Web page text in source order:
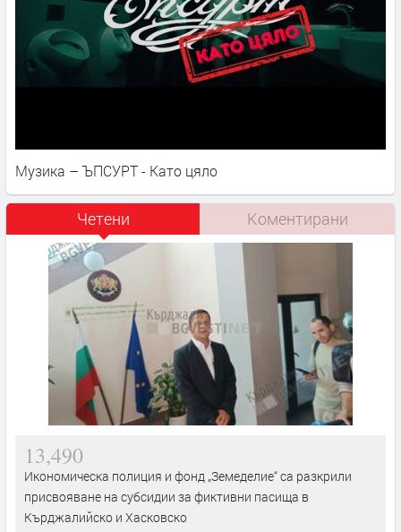
Музика – ЪПСУРТ - Като цяло
Четени Коментирани
13,490
Икономическа полиция и фонд „Земеделие“ са разкрили
присвояване на субсидии за фиктивни пасища в
Кърджалийско и Хасковско